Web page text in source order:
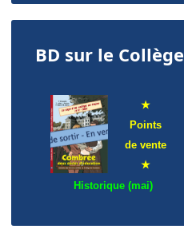
BD sur le Collège
★
Points
de vente
★
Historique (mai)